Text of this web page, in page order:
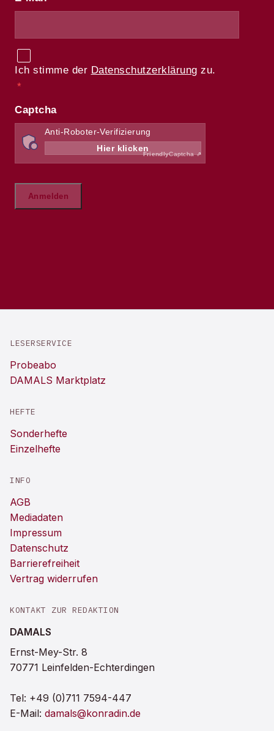
LESERSERVICE
Probeabo
DAMALS Marktplatz
HEFTE
Sonderhefte
Einzelhefte
INFO
AGB
Mediadaten
Impressum
Datenschutz
Barrierefreiheit
Vertrag widerrufen
KONTAKT ZUR REDAKTION
DAMALS
Ernst-Mey-Str. 8
70771 Leinfelden-Echterdingen
Tel: +49 (0)711 7594-447
E-Mail: damals@konradin.de